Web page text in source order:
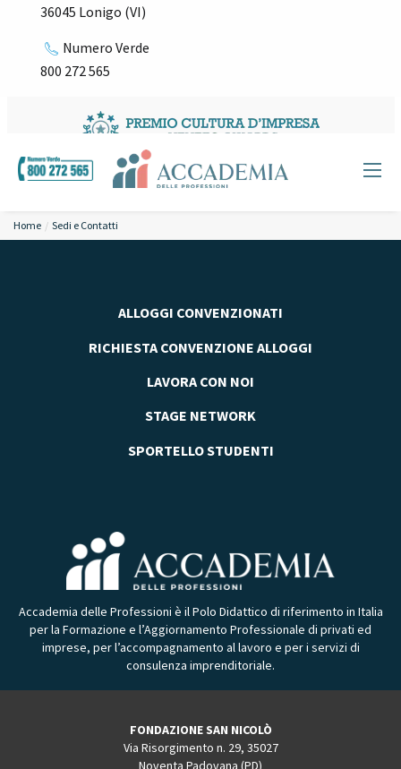
Home Sedi e Contatti
36045 Lonigo (VI)
Numero Verde
800 272 565
ALLOGGI CONVENZIONATI
RICHIESTA CONVENZIONE ALLOGGI
LAVORA CON NOI
STAGE NETWORK
SPORTELLO STUDENTI
Accademia delle Professioni è il Polo Didattico di riferimento in Italia
per la Formazione e l’Aggiornamento Professionale di privati ed
imprese, per l’accompagnamento al lavoro e per i servizi di
consulenza imprenditoriale.
FONDAZIONE SAN NICOLÒ
Via Risorgimento n. 29, 35027